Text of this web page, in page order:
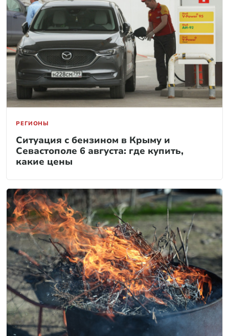
РЕГИОНЫ
Ситуация с бензином в Крыму и
Севастополе 6 августа: где купить,
какие цены